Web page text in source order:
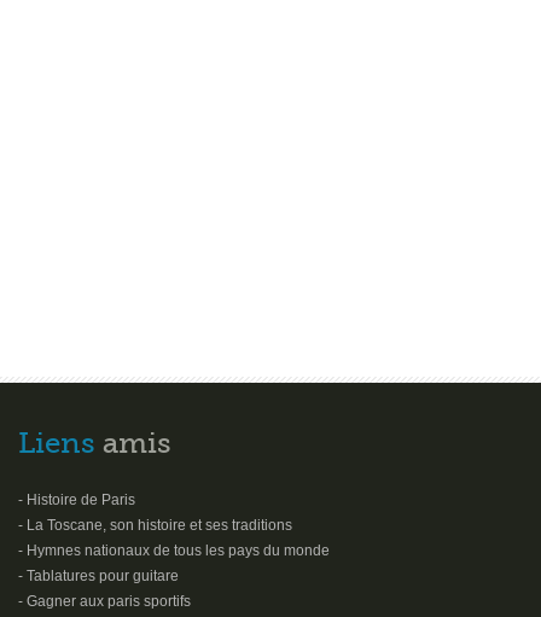
Liens amis
- Histoire de Paris
- La Toscane, son histoire et ses traditions
- Hymnes nationaux de tous les pays du monde
- Tablatures pour guitare
- Gagner aux paris sportifs